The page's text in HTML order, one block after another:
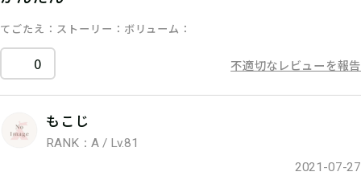
てごたえ ストーリー ボリューム
0 不適切なレビューを報告
もこじ
RANK：A / Lv.81
2021-07-27